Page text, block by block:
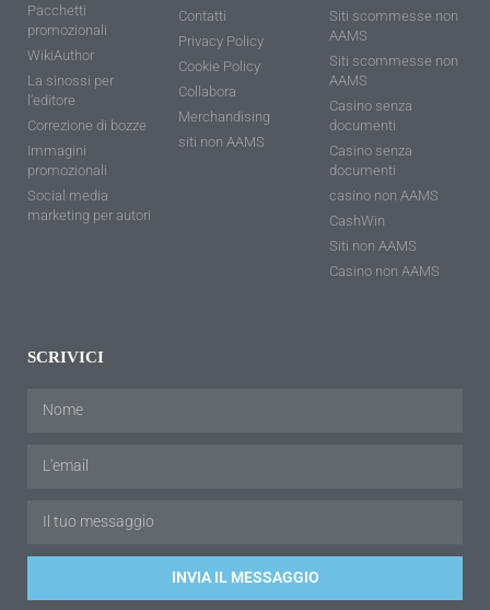
Pacchetti
promozionali
WikiAuthor
La sinossi per
l'editore
Correzione di bozze
Immagini
promozionali
Social media
marketing per autori
Contatti
Privacy Policy
Cookie Policy
Collabora
Merchandising
siti non AAMS
Siti scommesse non
AAMS
Siti scommesse non
AAMS
Casino senza
documenti
Casino senza
documenti
casino non AAMS
CashWin
Siti non AAMS
Casino non AAMS
SCRIVICI
INVIA IL MESSAGGIO